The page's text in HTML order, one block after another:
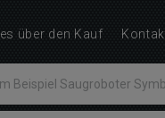
über den Kauf